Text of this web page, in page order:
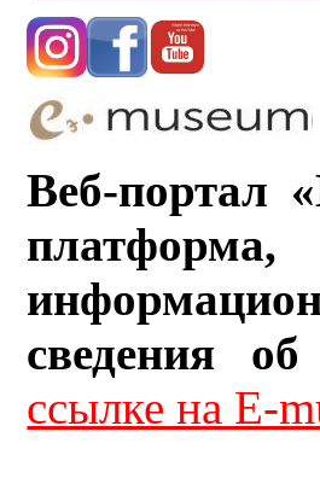
Веб-портал
сведения
ссылке на E-